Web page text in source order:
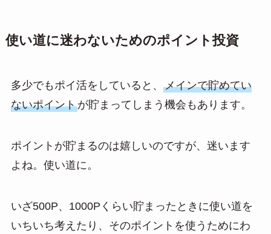
使い道に迷わないためのポイント投資
多少でもポイ活をしていると、 メインで貯めてい
ないポイントが貯まってしまう機会もあります。
ポイントが貯まるのは嬉しいのですが、迷います
よね。使い道に。
いざ500P、1000Pくらい貯まったときに使い道を
いちいち考えたり、そのポイントを使うためにわ